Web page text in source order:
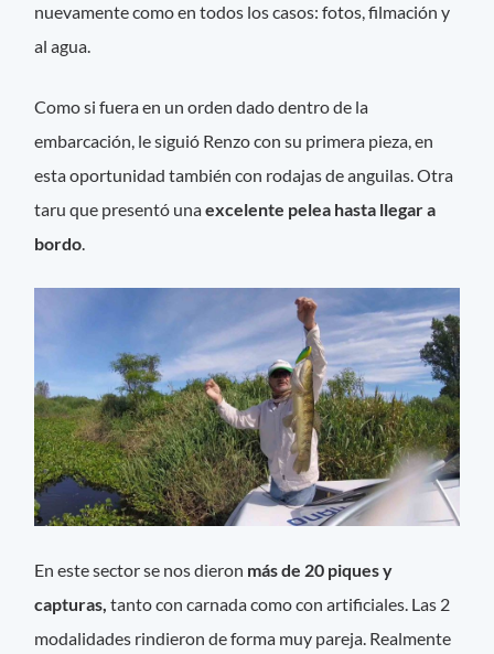
nuevamente como en todos los casos: fotos, filmación y
al agua.
Como si fuera en un orden dado dentro de la
embarcación, le siguió Renzo con su primera pieza, en
esta oportunidad también con rodajas de anguilas. Otra
taru que presentó unaexcelente pelea hasta llegar a
bordo.
En este sector se nos dieron más de 20 piques y
capturas, tanto con carnada como con artificiales. Las 2
modalidades rindieron de forma muy pareja. Realmente